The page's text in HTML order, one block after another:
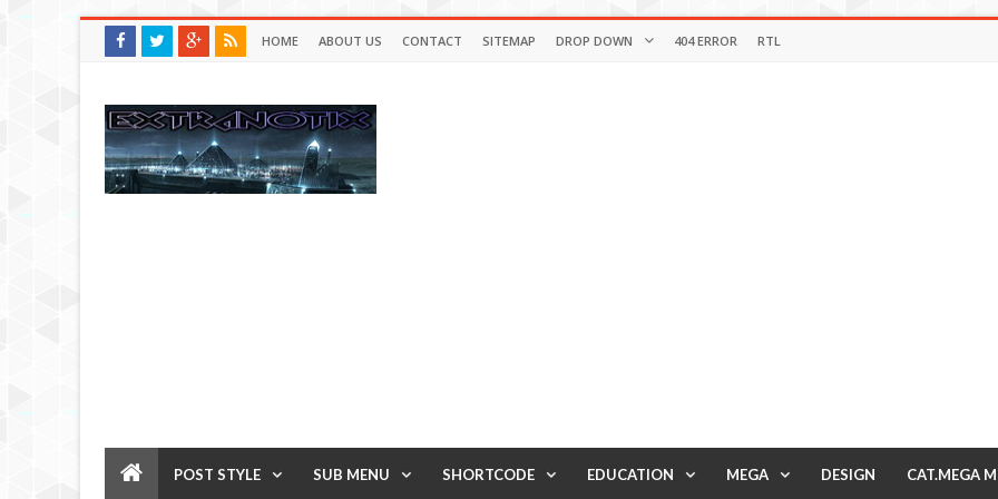
HOME ABOUT US CONTACT SITEMAP DROP DOWN 404 ERROR RTL
POST STYLE SUB MENU SHORTCODE EDUCATION MEGA DESIGN CAT.MEGA